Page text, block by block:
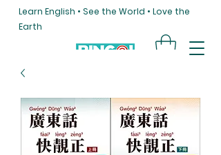
Learn English • See the World • Love the
Earth